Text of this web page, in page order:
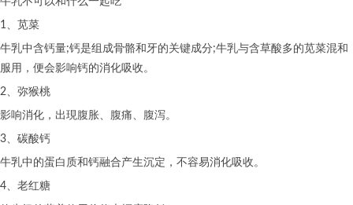
1、苋菜
牛乳中含钙量;钙是组成骨骼和牙的关键成分;牛乳与含草酸多的苋菜混和
服用，便会影响钙的消化吸收。
2、弥猴桃
影响消化，出現腹胀、腹痛、腹泻。
3、碳酸钙
牛乳中的蛋白质和钙融合产生沉定，不容易消化吸收。
4、老红糖